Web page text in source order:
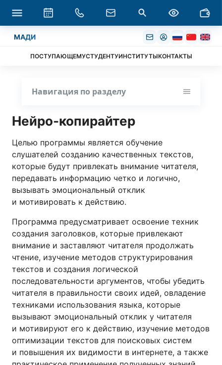
МАДИ
ПОСТУПАЮЩЕМУСТУДЕНТУИНСТИТУТЫКОНТАКТЫ
Нейро-копирайтер
Целью программы является обучение
слушателей созданию качественных текстов,
которые будут привлекать внимание читателя,
передавать информацию четко и логично,
вызывать эмоциональный отклик
и мотивировать к действию.
Программа предусматривает освоение техник
создания заголовков, которые привлекают
внимание и заставляют читателя продолжать
чтение, изучение методов структурирования
текстов и создания логической
последовательности аргументов, чтобы убедить
читателя в правильности своих идей, овладение
техниками использования языка, которые
вызывают эмоциональный отклик у читателя
и мотивируют его к действию, изучение методов
оптимизации текстов для поисковых систем
и повышения их видимости в интернете, а также
Навигация по разделу